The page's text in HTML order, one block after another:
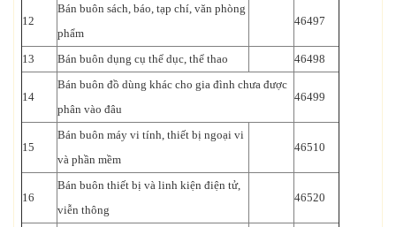
12
Bán buôn sách, báo, tạp chí, văn phòng
phẩm
46497
13 Bán buôn dụng cụ thể dục, thể thao 46498
14
Bán buôn đồ dùng khác cho gia đình chưa được
phân vào đâu
46499
15
Bán buôn máy vi tính, thiết bị ngoại vi
và phần mềm
46510
16
Bán buôn thiết bị và linh kiện điện tử,
viễn thông
46520